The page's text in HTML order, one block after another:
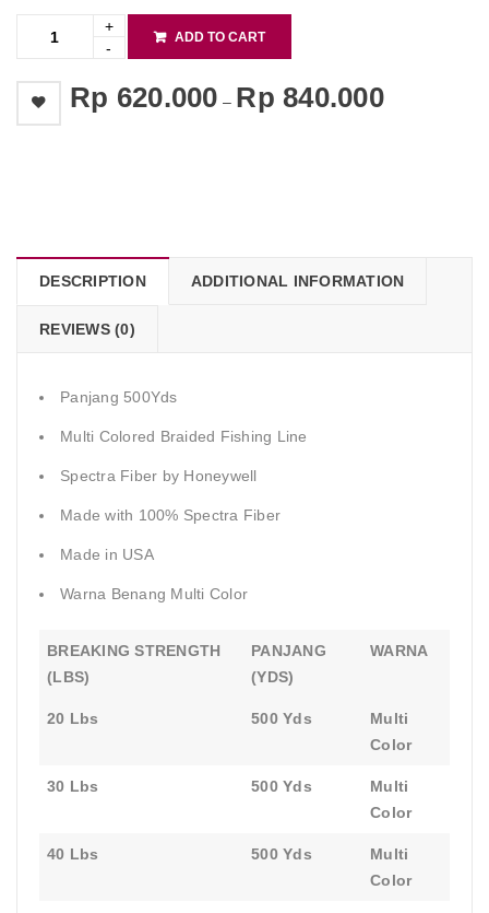
ADD TO CART
Rp 620.000 – Rp 840.000
DESCRIPTION ADDITIONAL INFORMATION
REVIEWS (0)
Panjang 500Yds
Multi Colored Braided Fishing Line
Spectra Fiber by Honeywell
Made with 100% Spectra Fiber
Made in USA
Warna Benang Multi Color
BREAKING STRENGTH
(LBS)
PANJANG
(YDS)
WARNA
20 Lbs 500 Yds
Multi
Color
30 Lbs 500 Yds
Multi
Color
40 Lbs 500 Yds
Multi
Color